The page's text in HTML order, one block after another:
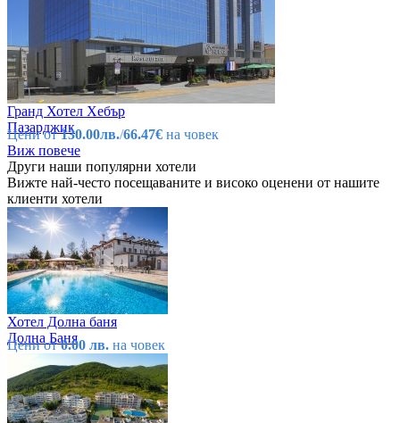
Гранд Хотел Хебър
Пазарджик
Цени от130.00лв./66.47€ на човек
Виж повече
Други наши популярни хотели
Вижте най-често посещаваните и високо оценени от нашите
клиенти хотели
Хотел Долна баня
Долна Баня
Цени от0.00 лв. на човек